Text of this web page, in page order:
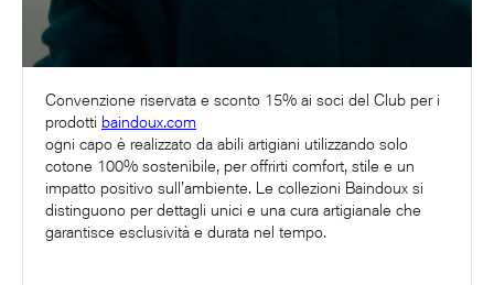
Convenzione riservata e sconto 15% ai soci del Club per i
prodotti baindoux.com
ogni capo è realizzato da abili artigiani utilizzando solo
cotone 100% sostenibile, per offrirti comfort, stile e un
impatto positivo sull’ambiente. Le collezioni Baindoux si
distinguono per dettagli unici e una cura artigianale che
garantisce esclusività e durata nel tempo.